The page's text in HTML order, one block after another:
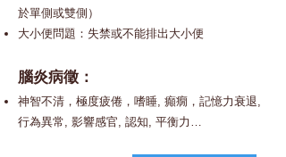
於單側或雙側）
大小便問題：失禁或不能排出大小便
腦炎病徵：
神智不清，極度疲倦，嗜睡, 癲癇，記憶力衰退,
行為異常, 影響感官, 認知, 平衡力…